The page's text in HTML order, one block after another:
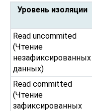
Уровень изоляции
Read uncommited
(Чтение
незафиксированных
данных)
Read committed
(Чтение
зафиксированных